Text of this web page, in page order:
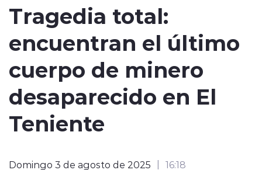
Local
Tendencias
Internacional
Tragedia total:
encuentran el último
cuerpo de minero
desaparecido en El
Teniente
Domingo 3 de agosto de 2025 16:18